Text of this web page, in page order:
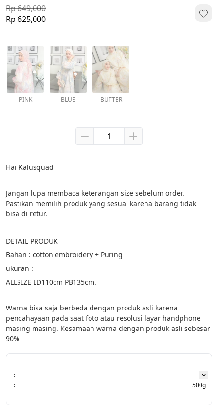
Rp 649,000
Rp 625,000
PINK BLUE BUTTER
Hai Kalusquad
Jangan lupa membaca keterangan size sebelum order.
Pastikan memilih produk yang sesuai karena barang tidak
bisa di retur.
DETAIL PRODUK
Bahan : cotton embroidery + Puring
ukuran :
ALLSIZE LD110cm PB135cm.
Warna bisa saja berbeda dengan produk asli karena
pencahayaan pada saat foto atau resolusi layar handphone
masing masing. Kesamaan warna dengan produk asli sebesar
90%
:
:
500g